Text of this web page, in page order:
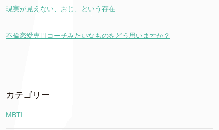
現実が見えない、おじ、という存在
不倫恋愛専門コーチみたいなものをどう思いますか？
カテゴリー
MBTI